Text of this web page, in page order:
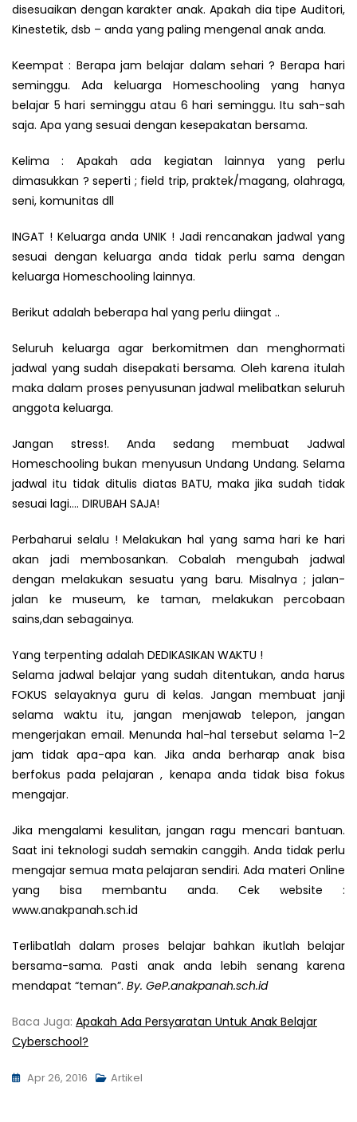
disesuaikan dengan karakter anak. Apakah dia tipe Auditori,
Kinestetik, dsb – anda yang paling mengenal anak anda.
Keempat : Berapa jam belajar dalam sehari ? Berapa hari
seminggu. Ada keluarga Homeschooling yang hanya
belajar 5 hari seminggu atau 6 hari seminggu. Itu sah-sah
saja. Apa yang sesuai dengan kesepakatan bersama.
Kelima : Apakah ada kegiatan lainnya yang perlu
dimasukkan ? seperti ; field trip, praktek/magang, olahraga,
seni, komunitas dll
INGAT ! Keluarga anda UNIK ! Jadi rencanakan jadwal yang
sesuai dengan keluarga anda tidak perlu sama dengan
keluarga Homeschooling lainnya.
Berikut adalah beberapa hal yang perlu diingat ..
Seluruh keluarga agar berkomitmen dan menghormati
jadwal yang sudah disepakati bersama. Oleh karena itulah
maka dalam proses penyusunan jadwal melibatkan seluruh
anggota keluarga.
Jangan stress!. Anda sedang membuat Jadwal
Homeschooling bukan menyusun Undang Undang. Selama
jadwal itu tidak ditulis diatas BATU, maka jika sudah tidak
sesuai lagi…. DIRUBAH SAJA!
Perbaharui selalu ! Melakukan hal yang sama hari ke hari
akan jadi membosankan. Cobalah mengubah jadwal
dengan melakukan sesuatu yang baru. Misalnya ; jalan-
jalan ke museum, ke taman, melakukan percobaan
sains,dan sebagainya.
Yang terpenting adalah DEDIKASIKAN WAKTU !
Selama jadwal belajar yang sudah ditentukan, anda harus
FOKUS selayaknya guru di kelas. Jangan membuat janji
selama waktu itu, jangan menjawab telepon, jangan
mengerjakan email. Menunda hal-hal tersebut selama 1-2
jam tidak apa-apa kan. Jika anda berharap anak bisa
berfokus pada pelajaran , kenapa anda tidak bisa fokus
mengajar.
Jika mengalami kesulitan, jangan ragu mencari bantuan.
Saat ini teknologi sudah semakin canggih. Anda tidak perlu
mengajar semua mata pelajaran sendiri. Ada materi Online
yang bisa membantu anda. Cek website :
www.anakpanah.sch.id
Terlibatlah dalam proses belajar bahkan ikutlah belajar
bersama-sama. Pasti anak anda lebih senang karena
mendapat “teman”. By. GeP.anakpanah.sch.id
Baca Juga: Apakah Ada Persyaratan Untuk Anak Belajar
Cyberschool?
Apr 26, 2016 Artikel